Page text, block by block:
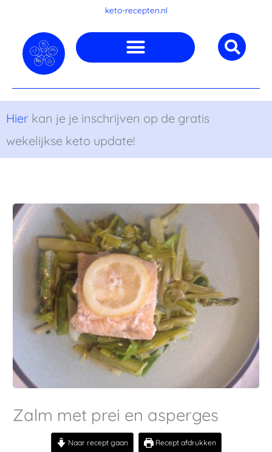
inhoud
keto-recepten.nl
Hier kan je je inschrijven op de gratis
wekelijkse keto update!
Zalm met prei en asperges
Naar recept gaan Recept afdrukken